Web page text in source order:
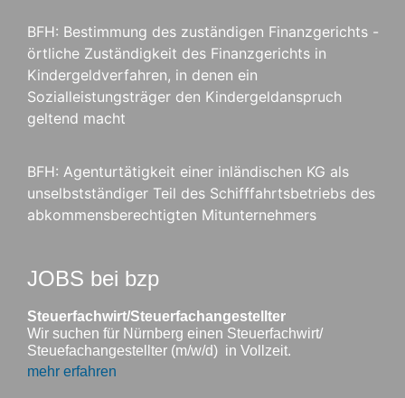
BFH: Bestimmung des zuständigen Finanzgerichts -
örtliche Zuständigkeit des Finanzgerichts in
Kindergeldverfahren, in denen ein
Sozialleistungsträger den Kindergeldanspruch
geltend macht
BFH: Agenturtätigkeit einer inländischen KG als
unselbstständiger Teil des Schifffahrtsbetriebs des
abkommensberechtigten Mitunternehmers
JOBS bei bzp
Steuerfachwirt/Steuerfachangestellter
Wir suchen für Nürnberg einen Steuerfachwirt/
Steuefachangestellter (m/w/d) in Vollzeit.
mehr erfahren